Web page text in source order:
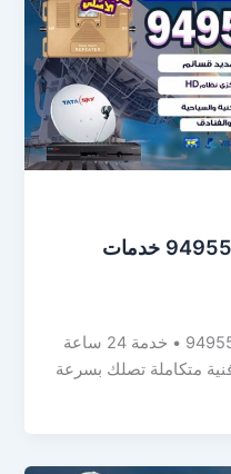
فني ستلايت الصباحية 94955007 خدمات
✦ فني ستلايت الصباحية • 94955007 • خدمة 24 ساعة
متكاملة تصلك بسرعة